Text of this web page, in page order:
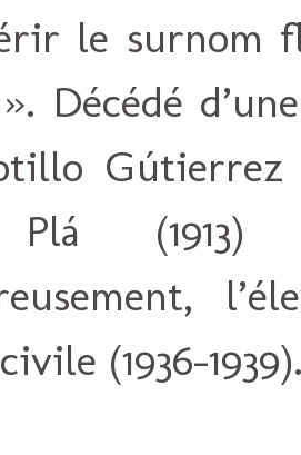
le surnom
Décédé
(1913)
(1936-